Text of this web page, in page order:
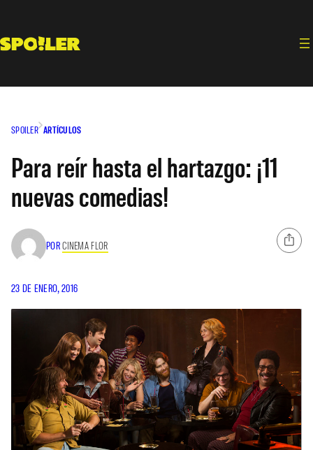
contenido
SPOILER ARTÍCULOS
Para reír hasta el hartazgo: ¡11
nuevas comedias!
PORCINEMA FLOR
23 DE ENERO, 2016